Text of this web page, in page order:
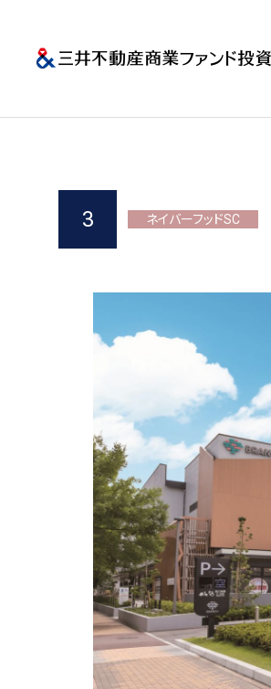
3 ネイバーフッドSC